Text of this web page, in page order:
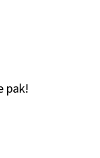
pak!